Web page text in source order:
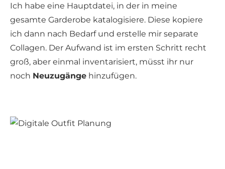
Ich habe eine Hauptdatei, in der in meine
gesamte Garderobe katalogisiere. Diese kopiere
ich dann nach Bedarf und erstelle mir separate
Collagen. Der Aufwand ist im ersten Schritt recht
groß, aber einmal inventarisiert, müsst ihr nur
noch Neuzugänge hinzufügen.